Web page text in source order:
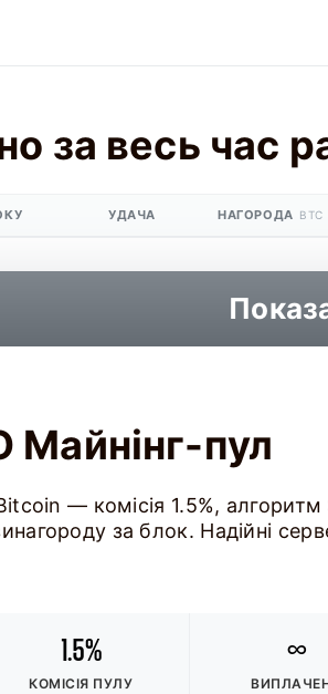
за весь час
УДАЧА НАГОРОДА BTC
Майнінг-пул
— комісія 1.5%,
за блок. Надійні
1.5%
КОМІСІЯ ПУЛУ
∞